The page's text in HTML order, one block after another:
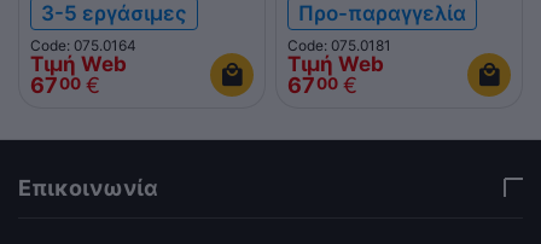
3-5 εργάσιμες
Code: 075.0164
Τιμή Web
6700 €
Προ-παραγγελία
Code: 075.0181
Τιμή Web
6700 €
Επικοινωνία